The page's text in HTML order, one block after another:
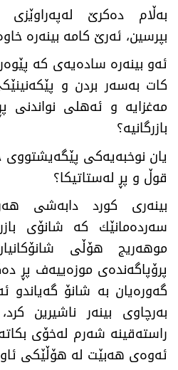
بەڵام دەكرێ‌
بپرسین، ئەرێ‌ كامە بینەرە
ئەو بینەرە سادەیەی كە
كات بەسەر بردن و
مەغزایە و ئەهلی نواندنی
بازرگانیە؟
یان نوخبەیەكی پێگەیشتووی
قوڵ و پڕ لەستاتیكا؟
بینەری كورد دابەشی
سەردەمانێك كە شانۆی
موهەریج هۆڵی
پرۆپاگەندەی موزەییەف پڕ
گەورەیان بە شانۆ گەیاندو
بەرچاوی بینەر ناشیرین
راستەقینە شەرم لەخۆی
ئەوەی هەبێت لە هۆڵێكی